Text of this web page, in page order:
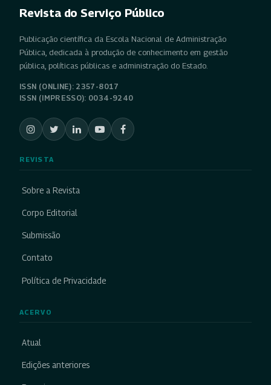
Revista do Serviço Público
Publicação científica da Escola Nacional de Administração
Pública, dedicada à produção de conhecimento em gestão
pública, políticas públicas e administração do Estado.
ISSN (ONLINE): 2357-8017
ISSN (IMPRESSO): 0034-9240
REVISTA
Sobre a Revista
Corpo Editorial
Submissão
Contato
Política de Privacidade
ACERVO
Atual
Edições anteriores